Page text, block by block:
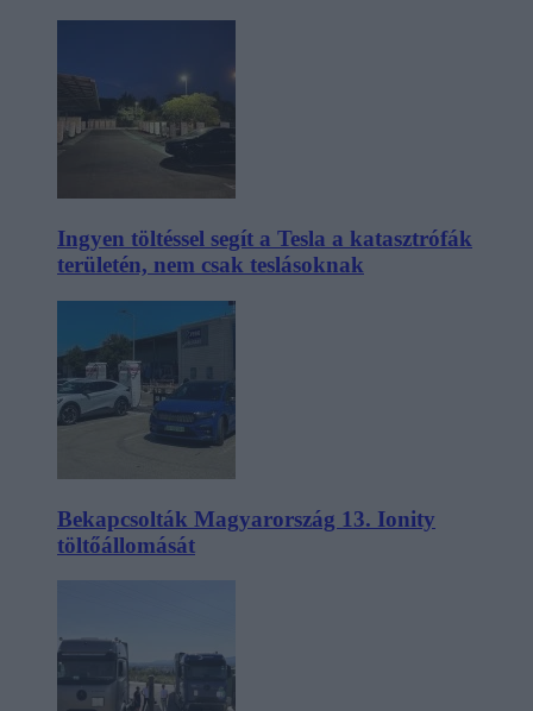
Ingyen töltéssel segít a Tesla a katasztrófák
területén, nem csak teslásoknak
Bekapcsolták Magyarország 13. Ionity
töltőállomását